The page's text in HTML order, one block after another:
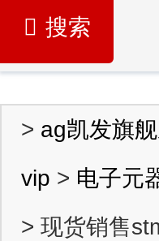
搜索
> ag凯发旗
vip > 电子元
> 现货销售